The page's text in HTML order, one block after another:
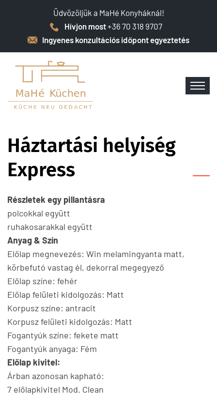
Üdvözöljük a MaHé Konyháknál!
Hívjon most+36 70 318 9707
Ingyenes konzultációs időpont egyeztetés
Háztartási helyiség
Express
Részletek egy pillantásra
polcokkal együtt
ruhakosarakkal együtt
Anyag & Szín
Előlap megnevezés: Win melamingyanta matt,
körbefutó vastag él, dekorral megegyező
Előlap színe: fehér
Előlap felületi kidolgozás: Matt
Korpusz színe: antracit
Korpusz felületi kidolgozás: Matt
Fogantyúk színe: fekete matt
Fogantyúk anyaga: Fém
Előlap kivitel:
Árban azonosan kapható:
7 előlapkivitel Mod. Clean